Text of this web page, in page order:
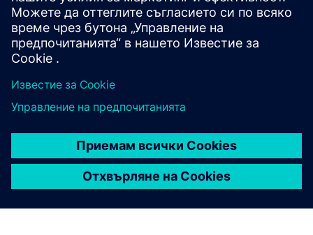
Подходящо осветително оборудване за вашата
инспекционна задача
Мрежова инфраструктура за трансфер на данни